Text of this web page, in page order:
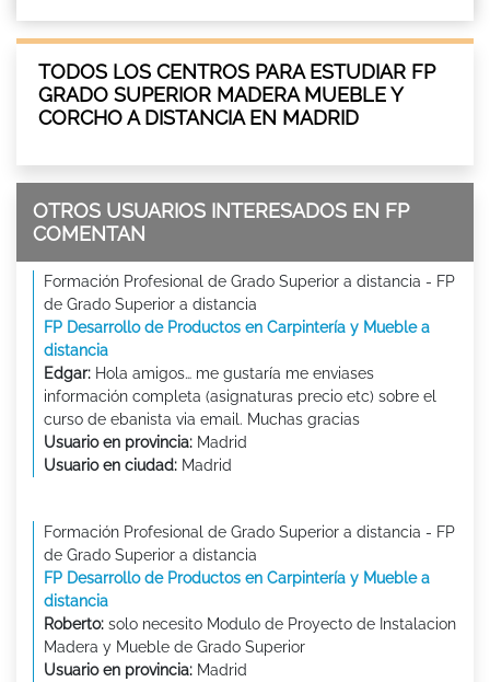
TODOS LOS CENTROS PARA ESTUDIAR FP
GRADO SUPERIOR MADERA MUEBLE Y
CORCHO A DISTANCIA EN MADRID
OTROS USUARIOS INTERESADOS EN FP
COMENTAN
Formación Profesional de Grado Superior a distancia - FP
de Grado Superior a distancia
FP Desarrollo de Productos en Carpintería y Mueble a
distancia
Edgar: Hola amigos… me gustaría me enviases
información completa (asignaturas precio etc) sobre el
curso de ebanista via email. Muchas gracias
Usuario en provincia: Madrid
Usuario en ciudad: Madrid
Formación Profesional de Grado Superior a distancia - FP
de Grado Superior a distancia
FP Desarrollo de Productos en Carpintería y Mueble a
distancia
Roberto: solo necesito Modulo de Proyecto de Instalacion
Madera y Mueble de Grado Superior
Usuario en provincia: Madrid